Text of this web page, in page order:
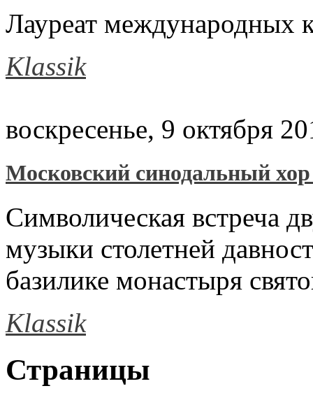
Лауреат международных
Klassik
воскресенье, 9 октября
Московский синодальный
Символическая встреча
музыки столетней
базилике монастыря
Klassik
Страницы